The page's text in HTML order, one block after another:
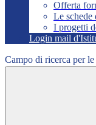
Offerta
Le schede
I progetti
Login mail
Campo di ricerca per